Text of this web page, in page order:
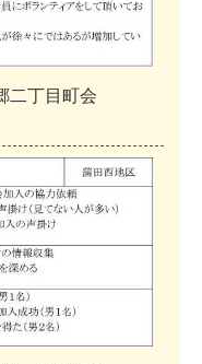
二丁目 町会